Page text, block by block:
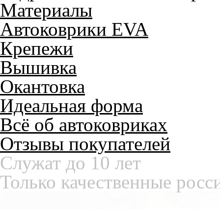
Материалы
Автоковрики EVA
Крепежи
Вышивка
Окантовка
Идеальная форма
Всё об автоковриках
Отзывы покупателей
Служат до 10 лет
Только качественные